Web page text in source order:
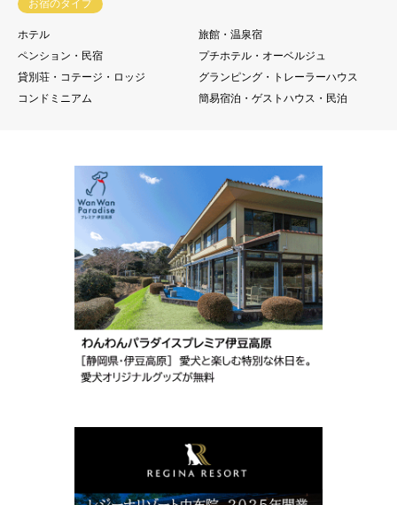
お宿のタイプ
ホテル
旅館・温泉宿
ペンション・民宿
プチホテル・オーベルジュ
貸別荘・コテージ・ロッジ
グランピング・トレーラーハウス
コンドミニアム
簡易宿泊・ゲストハウス・民泊